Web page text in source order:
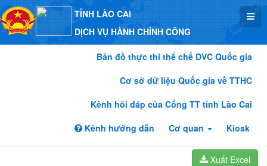
TỈNH LÀO CAI
DỊCH VỤ HÀNH CHÍNH CÔNG
Bản đồ thực thi thể chế DVC Quốc gia
Cơ sở dữ liệu Quốc gia về TTHC
Kênh hỏi đáp của Cổng TT tỉnh Lào Cai
Kênh hướng dẫn
Cơ quan Kiosk
Xuất Excel